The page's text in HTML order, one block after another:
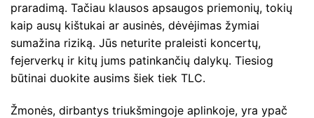
praradimą. Tačiau klausos apsaugos priemonių, tokių
kaip ausų kištukai ar ausinės, dėvėjimas žymiai
sumažina riziką. Jūs neturite praleisti koncertų,
fejerverkų ir kitų jums patinkančių dalykų. Tiesiog
būtinai duokite ausims šiek tiek TLC.
Žmonės, dirbantys triukšmingoje aplinkoje, yra ypač